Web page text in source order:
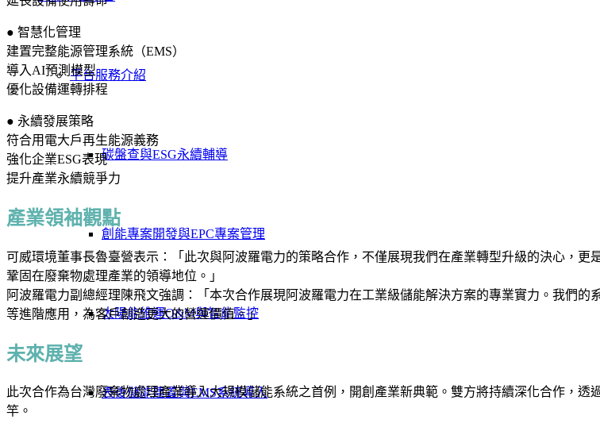
平台服務介紹
碳盤查與ESG永續輔導
創能專案開發與EPC專案管理
太陽能維運O&M與智能監控
表後儲能建置與EMS系統導入
● 智慧化管理
建置完整能源管理系統（EMS）
導入AI預測模型
優化設備運轉排程
● 永續發展策略
符合用電大戶再生能源義務
強化企業ESG表現
提升產業永續競爭力
產業領袖觀點
可威環境董事長魯臺營表示：「此次與阿波羅電力的策略合作，不僅展現我們在產業轉型升級的決心，
鞏固在廢棄物處理產業的領導地位。」
阿波羅電力副總經理陳飛文強調：「本次合作展現阿波羅電力在工業級儲能解決方案的專業實力。我們
等進階應用，為客戶創造更大的營運價值。」
未來展望
此次合作為台灣廢棄物處理產業導入大規模儲能系統之首例，開創產業新典範。雙方將持續深化合作，
竿。